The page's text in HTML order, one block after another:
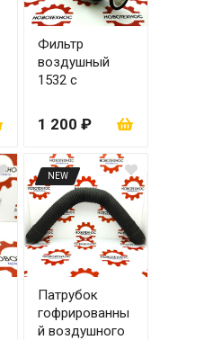
Фильтр
воздушный
1532 с
1 200 ₽
NEW
Патрубок
гофрированны
й воздушного